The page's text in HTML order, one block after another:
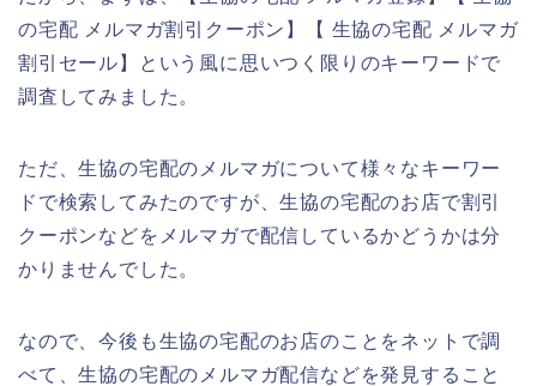
の宅配 メルマガ割引クーポン】【 生協の宅配 メルマガ
割引セール】という風に思いつく限りのキーワードで
調査してみました。
ただ、生協の宅配のメルマガについて様々なキーワー
ドで検索してみたのですが、生協の宅配のお店で割引
クーポンなどをメルマガで配信しているかどうかは分
かりませんでした。
なので、今後も生協の宅配のお店のことをネットで調
べて、生協の宅配のメルマガ配信などを発見すること